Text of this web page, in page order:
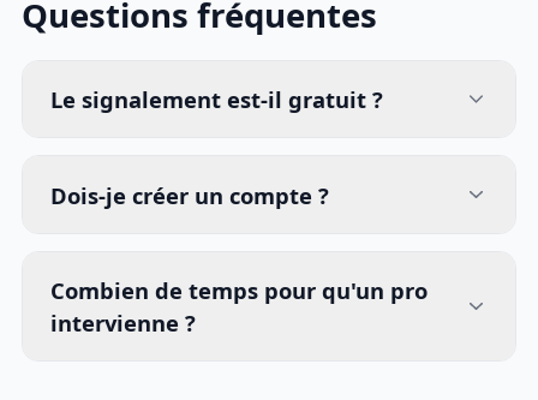
Questions fréquentes
Le signalement est-il gratuit ?
Dois-je créer un compte ?
Combien de temps pour qu'un pro
intervienne ?